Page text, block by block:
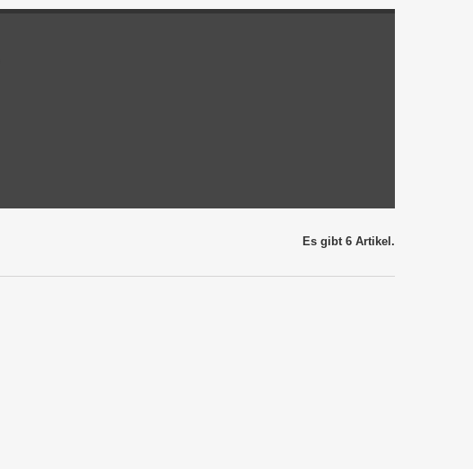
Es gibt 6 Artikel.